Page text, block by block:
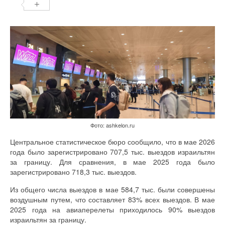
Фото: ashkelon.ru
Центральное статистическое бюро сообщило, что в мае 2026
года было зарегистрировано 707,5 тыс. выездов израильтян
за границу. Для сравнения, в мае 2025 года было
зарегистрировано 718,3 тыс. выездов.
Из общего числа выездов в мае 584,7 тыс. были совершены
воздушным путем, что составляет 83% всех выездов. В мае
2025 года на авиаперелеты приходилось 90% выездов
израильтян за границу.